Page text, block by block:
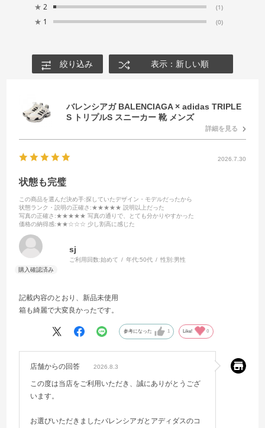
★ 2 (1)
★ 1 (0)
絞り込み 表示：新しい順
バレンシアガ BALENCIAGA × adidas TRIPLE
S トリプルS スニーカー 靴 メンズ
詳細を見る
2026.7.30
状態も完璧
この商品を選んだ決め手:探していたデザイン・モデルだったから
状態ランク・説明の正確さ :★★★★★ 説明以上だった
写真の正確さ :★★★★★ 写真の通りで、とても分かりやすかった
価格の納得感:★★☆☆☆ 少し割高に感じた
sj
ご利用回数:始めて 年代:50代 性別:男性
記載内容のとおり、新品未使用
箱も綺麗で大変良かったです。
参考になった 1 Like! 0
店舗からの回答 2026.8.3
この度は当店をご利用いただき、誠にありがとうござ
います。
お選びいただきましたバレンシアガとアディダスのコ